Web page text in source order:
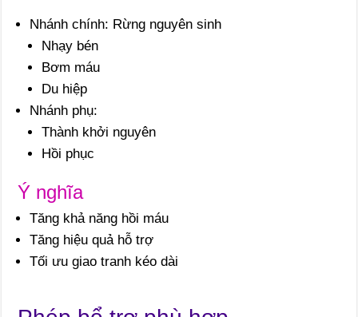
Nhánh chính: Rừng nguyên sinh
Nhạy bén
Bơm máu
Du hiệp
Nhánh phụ:
Thành khởi nguyên
Hồi phục
Ý nghĩa
Tăng khả năng hồi máu
Tăng hiệu quả hỗ trợ
Tối ưu giao tranh kéo dài